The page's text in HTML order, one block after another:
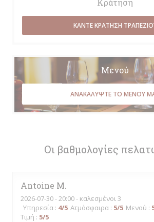
Οι βαθμολογίες
Antoine M
2026-07-30- 20:00 - καλεσμένοι 3
Υπηρεσία : 4/5 Ατμόσφαιρα : 5/5 Μενού :
Τιμή : 5/5
Κράτηση
ΚΆΝΤΕ ΚΡΆΤΗΣΗ
Μενού
ΑΝΑΚΑΛΎΨΤΕ ΤΟ ΜΕΝΟΎ